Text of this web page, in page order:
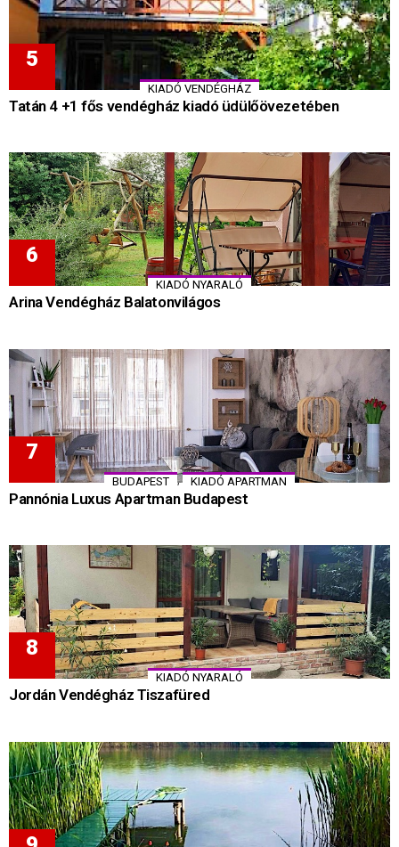
KIADÓ VENDÉGHÁZ
Tatán 4 +1 fős vendégház kiadó üdülőövezetében
KIADÓ NYARALÓ
Arina Vendégház Balatonvilágos
BUDAPEST , KIADÓ APARTMAN
Pannónia Luxus Apartman Budapest
KIADÓ NYARALÓ
Jordán Vendégház Tiszafüred